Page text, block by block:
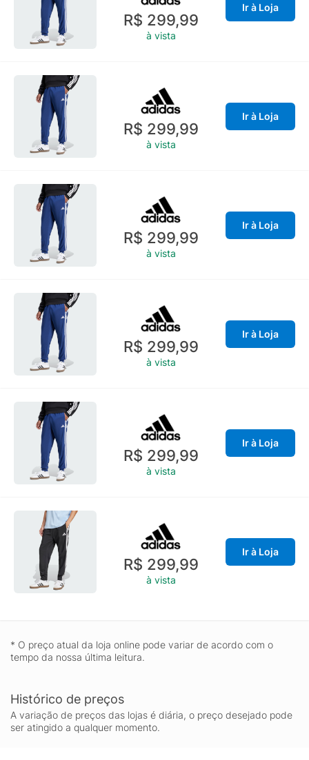
R$ 299,99
à vista
Ir à Loja
R$ 299,99
à vista
Ir à Loja
R$ 299,99
à vista
Ir à Loja
R$ 299,99
à vista
Ir à Loja
R$ 299,99
à vista
Ir à Loja
R$ 299,99
à vista
Ir à Loja
* O preço atual da loja online pode variar de acordo com o
tempo da nossa última leitura.
Histórico de preços
A variação de preços das lojas é diária, o preço desejado pode
ser atingido a qualquer momento.